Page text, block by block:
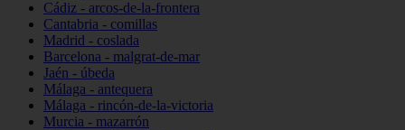
Cádiz - arcos-de-la-frontera
Cantabria - comillas
Madrid - coslada
Barcelona - malgrat-de-mar
Jaén - úbeda
Málaga - antequera
Málaga - rincón-de-la-victoria
Murcia - mazarrón